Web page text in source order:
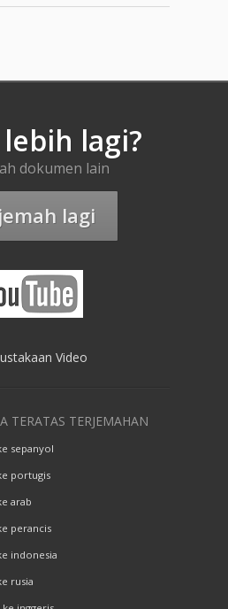
lagi?
dokumen lain
lagi
Video
TERATAS TERJEMAHAN
sepanyol
portugis
arab
perancis
indonesia
rusia